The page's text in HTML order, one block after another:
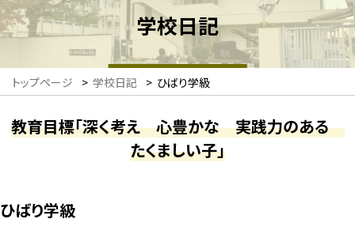
学校日記
トップページ > 学校日記 > ひばり学級
教育目標「深く考え 心豊かな 実践力のある
たくましい子」
ひばり学級